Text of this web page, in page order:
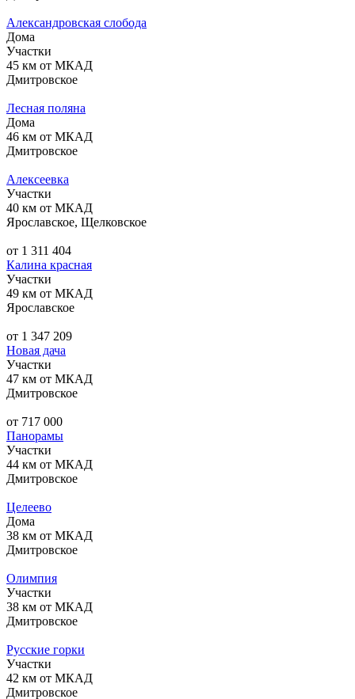
Александровская слобода
Дома
Участки
45 км от МКАД
Дмитровское
Лесная поляна
Дома
46 км от МКАД
Дмитровское
Алексеевка
Участки
40 км от МКАД
Ярославское, Щелковское
от 1 311 404
Калина красная
Участки
49 км от МКАД
Ярославское
от 1 347 209
Новая дача
Участки
47 км от МКАД
Дмитровское
от 717 000
Панорамы
Участки
44 км от МКАД
Дмитровское
Целеево
Дома
38 км от МКАД
Дмитровское
Олимпия
Участки
38 км от МКАД
Дмитровское
Русские горки
Участки
42 км от МКАД
Дмитровское